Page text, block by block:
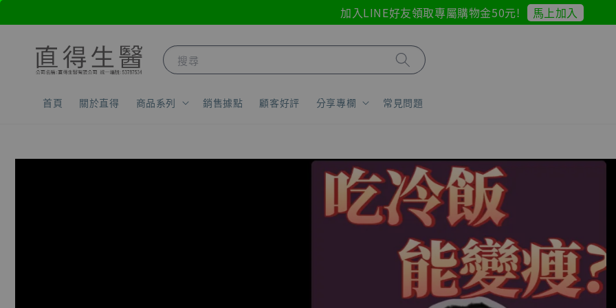
加入LINE好友領取專屬購物金50元! 馬上加入
搜尋
首頁 關於直得 商品系列 銷售據點 顧客好評 分享專欄 常見問題